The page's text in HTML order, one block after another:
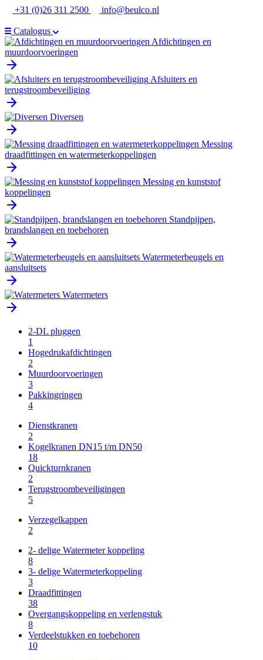
Ga
de
inhoud
+31 (0)26 311 2500 info@beulco.nl
Catalogus
Afdichtingen en
muurdoorvoeringen
Afsluiters en
terugstroombeveiliging
Diversen
Messing
draadfittingen en watermeterkoppelingen
Messing en kunststof
koppelingen
Standpijpen,
brandslangen en toebehoren
Watermeterbeugels en
aansluitsets
Watermeters
2-DL pluggen
1
Hogedrukafdichtingen
2
Muurdoorvoeringen
3
Pakkingringen
4
Dienstkranen
2
Kogelkranen DN15 t/m DN50
18
Quickturnkranen
2
Terugstroombeveiligingen
5
Verzegelkappen
2
2- delige Watermeter koppeling
8
3- delige Watermeterkoppeling
3
Draadfittingen
38
Overgangskoppeling en verlengstuk
8
Verdeelstukken en toebehoren
10